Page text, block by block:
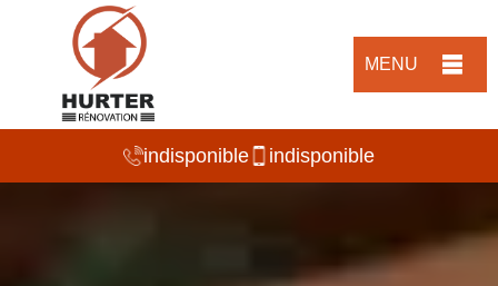
MENU
indisponible indisponible